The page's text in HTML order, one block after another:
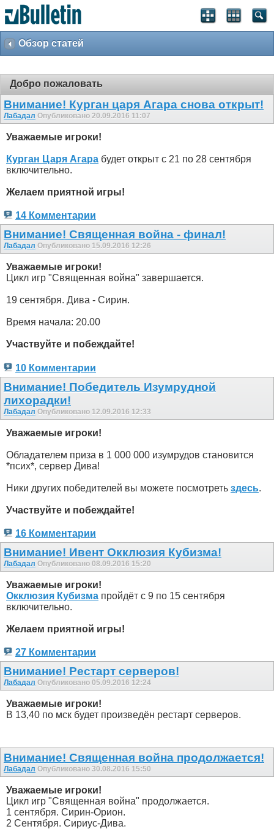
Обзор статей
Добро пожаловать
Внимание! Курган царя Агара снова открыт!
Лабадал Опубликовано 20.09.2016 11:07
Уважаемые игроки!
Курган Царя Агара будет открыт с 21 по 28 сентября
включительно.
Желаем приятной игры!
14 Комментарии
Внимание! Священная война - финал!
Лабадал Опубликовано 15.09.2016 12:26
Уважаемые игроки!
Цикл игр "Священная война" завершается.
19 сентября. Дива - Сирин.
Время начала: 20.00
Участвуйте и побеждайте!
10 Комментарии
Внимание! Победитель Изумрудной
лихорадки!
Лабадал Опубликовано 12.09.2016 12:33
Уважаемые игроки!
Обладателем приза в 1 000 000 изумрудов становится
*псих*, сервер Дива!
Ники других победителей вы можете посмотреть здесь.
Участвуйте и побеждайте!
16 Комментарии
Внимание! Ивент Окклюзия Кубизма!
Лабадал Опубликовано 08.09.2016 15:20
Уважаемые игроки!
Окклюзия Кубизма пройдёт с 9 по 15 сентября
включительно.
Желаем приятной игры!
27 Комментарии
Внимание! Рестарт серверов!
Лабадал Опубликовано 05.09.2016 12:24
Уважаемые игроки!
В 13,40 по мск будет произведён рестарт серверов.
Внимание! Священная война продолжается!
Лабадал Опубликовано 30.08.2016 15:50
Уважаемые игроки!
Цикл игр "Священная война" продолжается.
1 сентября. Сирин-Орион.
2 Сентября. Сириус-Дива.